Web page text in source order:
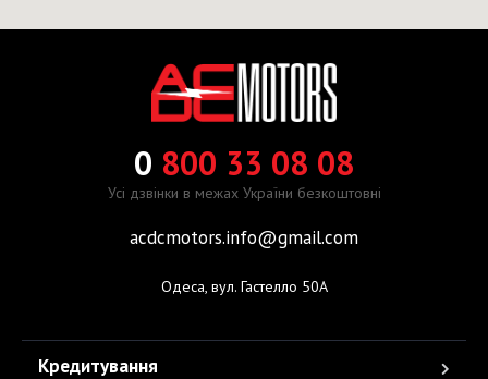
0 800 33 08 08
Усі дзвінки в межах України безкоштовні
acdcmotors.info@gmail.com
Одеса, вул. Гастелло 50А
Кредитування